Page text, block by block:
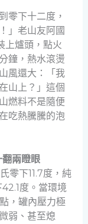
零下十二度，
」老山友阿國
上爐頭，點火
鐘，熱水滾燙
風還大：「我
山上？」這個
燃料不是隨便
吃熱騰騰的泡
兩瞪眼
零下11.7度，純
度。當環境
，罐內壓力極
弱、甚至熄